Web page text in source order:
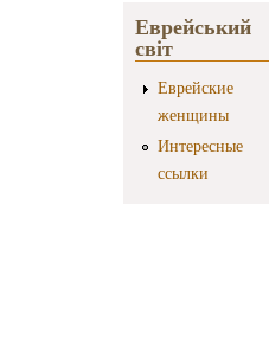
Еврейський
світ
Еврейские
женщины
Интересные
ссылки